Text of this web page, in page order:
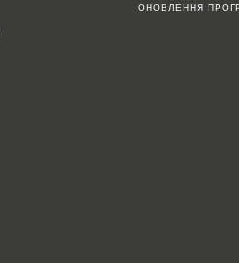
ОНОВЛЕННЯ